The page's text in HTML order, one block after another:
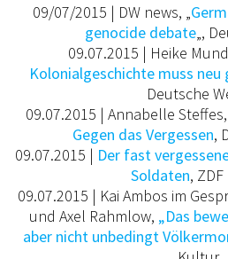
09/07/2015 | DW news, „
genocide debate„,
09.07.2015 | Heike
Kolonialgeschichte muss neu
Deutsche
09.07.2015 | Annabelle Steffes,
Gegen das Vergessen,
09.07.2015 | Der fast
Soldaten,
09.07.2015 | Kai Ambos im
und Axel Rahmlow, „Das
aber nicht unbedingt